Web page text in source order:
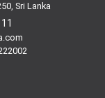
Sri Lanka